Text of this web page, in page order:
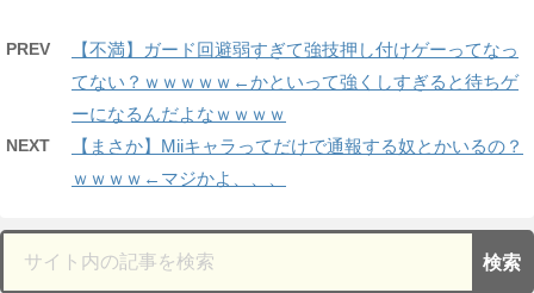
PREV
【不満】ガード回避弱すぎて強技押し付けゲーってなっ
てない？ｗｗｗｗｗ←かといって強くしすぎると待ちゲ
ーになるんだよなｗｗｗｗ
NEXT
【まさか】Miiキャラってだけで通報する奴とかいるの？
ｗｗｗｗ←マジかよ、、、